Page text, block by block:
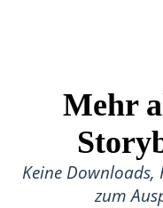
Mehr
Keine Downloads,
zum